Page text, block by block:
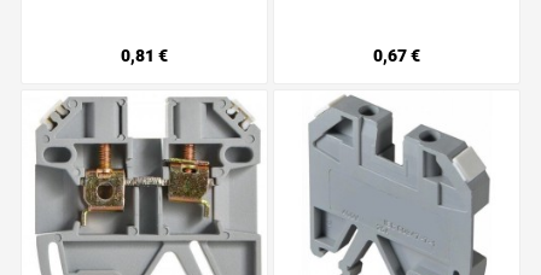
0,81 € 0,67 €